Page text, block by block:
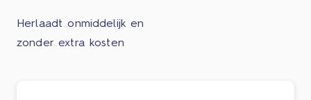
Herlaadt onmiddelijk en
zonder extra kosten